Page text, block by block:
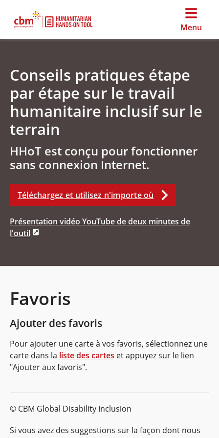
Menu
Conseils pratiques étape
par étape sur le travail
humanitaire inclusif sur le
terrain
HHoT est conçu pour fonctionner
sans connexion Internet.
Téléchargez et utilisez n'importe où
Présentation vidéo YouTube de deux minutes de
l'outil
Favoris
Ajouter des favoris
Pour ajouter une carte à vos favoris, sélectionnez une
carte dans la liste des cartes et appuyez sur le lien
"Ajouter aux favoris".
© CBM Global Disability Inclusion
Si vous avez des suggestions sur la façon dont nous